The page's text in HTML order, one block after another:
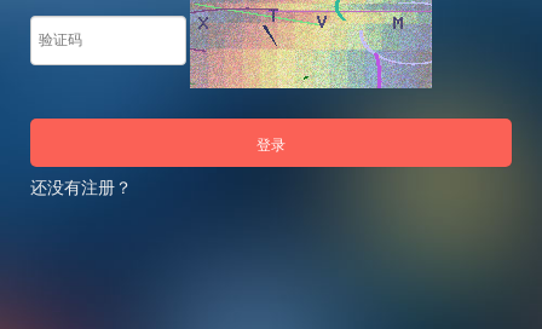
登录
还没有注册？